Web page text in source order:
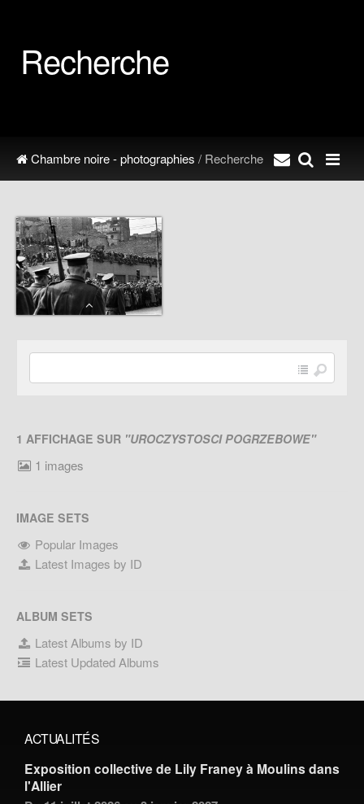
Recherche
Chambre noire - photographies / Recherche
1 AFFICHAGE SUR "UROCZYSTOSCI POGRZEBOWE"
1 images
IMAGE SETS
Popular Images
Latest Images by ID
ALBUM SETS
Latest Albums by ID
Latest Updated Albums
ACTUALITÉS
Exposition collective de Lily Franey à Moulins dans
l'Allier